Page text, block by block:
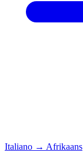
Italiano → Afrikaans